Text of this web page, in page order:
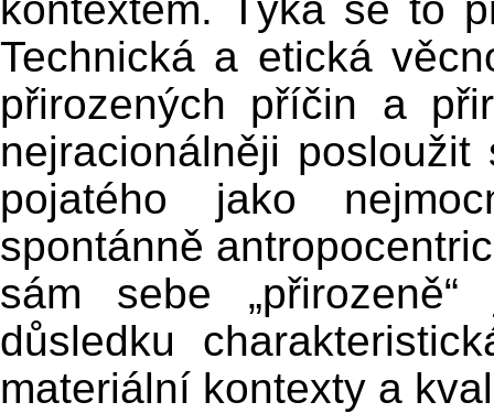
Technická a etická
přirozených příčin a
nejracionálněji
pojatého jako
spontánně
sám sebe
důsledku
materiální kontexty a